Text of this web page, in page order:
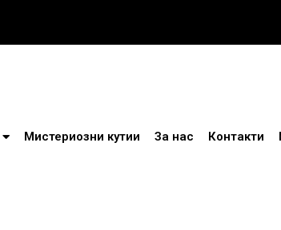
Мистериозни кутии За нас Контакти